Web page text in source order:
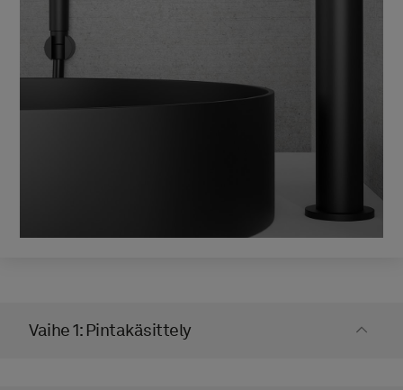
Vaihe 1: Pintakäsittely